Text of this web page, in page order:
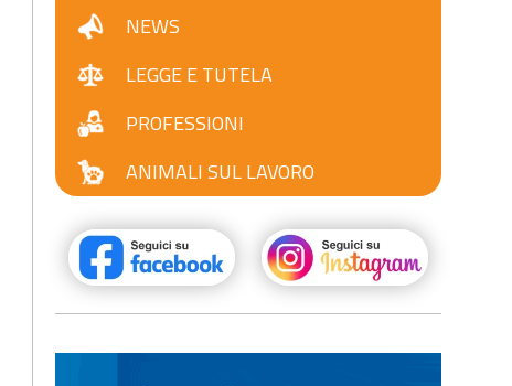
NEWS
LEGGE E TUTELA
PROFESSIONI
ANIMALI SUL LAVORO